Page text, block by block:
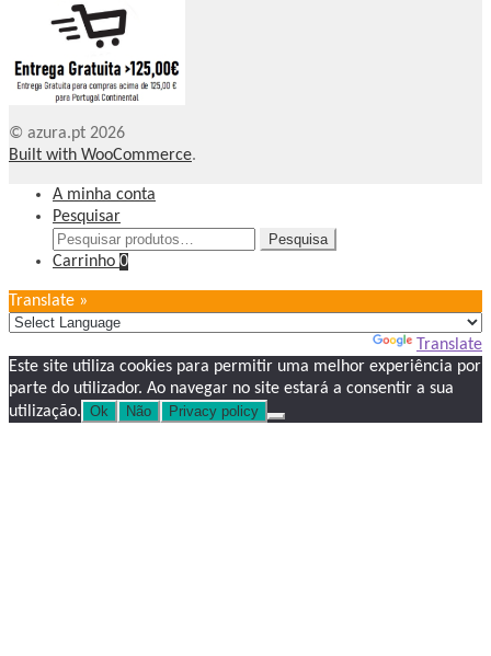
© azura.pt 2026
Built with WooCommerce.
A minha conta
Pesquisar
Pesquisar
por:
Pesquisa
Carrinho 0
Translate »
Translate
Este site utiliza cookies para permitir uma melhor experiência por
parte do utilizador. Ao navegar no site estará a consentir a sua
utilização. Ok Não Privacy policy